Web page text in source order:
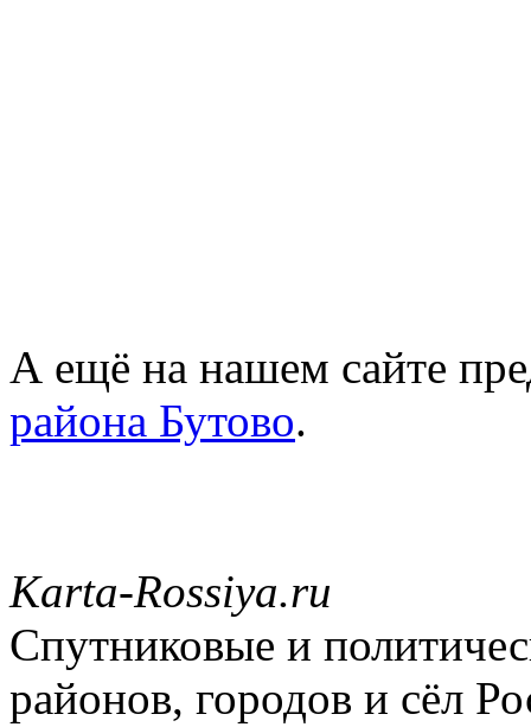
А ещё на нашем сайте
района Бутово.
Karta-Rossiya.ru
Спутниковые и
районов, городов и сёл